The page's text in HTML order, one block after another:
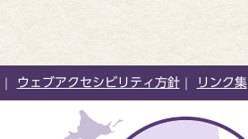
ウェブアクセシビリティ方針 リンク集